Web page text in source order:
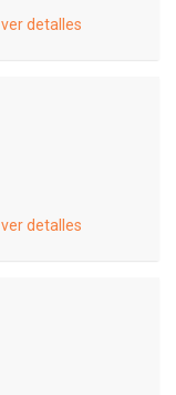
ver detalles
ver detalles